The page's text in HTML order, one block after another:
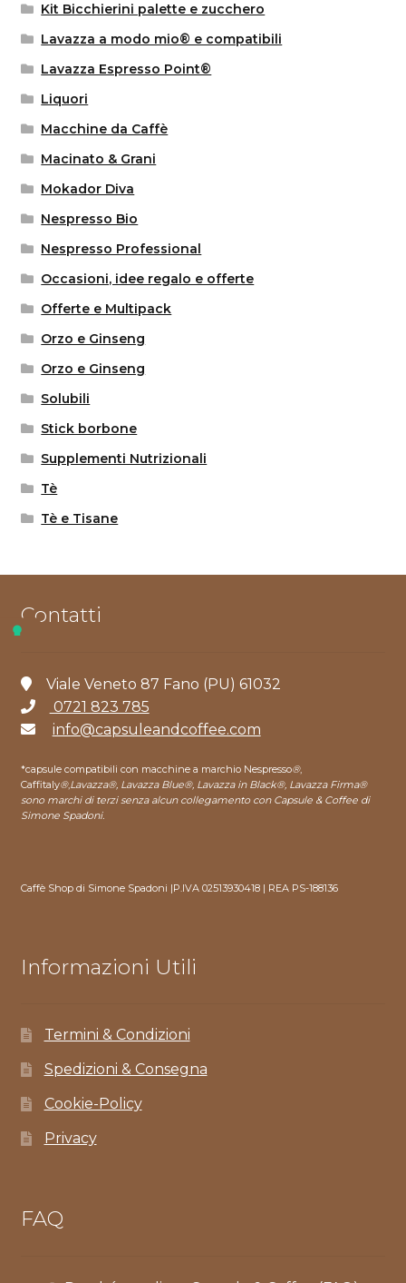
Kit Bicchierini palette e zucchero
Lavazza a modo mio® e compatibili
Lavazza Espresso Point®
Liquori
Macchine da Caffè
Macinato & Grani
Mokador Diva
Nespresso Bio
Nespresso Professional
Occasioni, idee regalo e offerte
Offerte e Multipack
Orzo e Ginseng
Orzo e Ginseng
Solubili
Stick borbone
Supplementi Nutrizionali
Tè
Tè e Tisane
Contatti
Viale Veneto 87 Fano (PU) 61032
0721 823 785
info@capsuleandcoffee.com
*capsule compatibili con macchine a marchio Nespresso®,
Caffitaly®,Lavazza®, Lavazza Blue®, Lavazza in Black®, Lavazza Firma®
sono marchi di terzi senza alcun collegamento con Capsule & Coffee di
Simone Spadoni.
Caffè Shop di Simone Spadoni |P.IVA 02513930418 | REA PS-188136
Informazioni Utili
Termini & Condizioni
Spedizioni & Consegna
Cookie-Policy
Privacy
FAQ